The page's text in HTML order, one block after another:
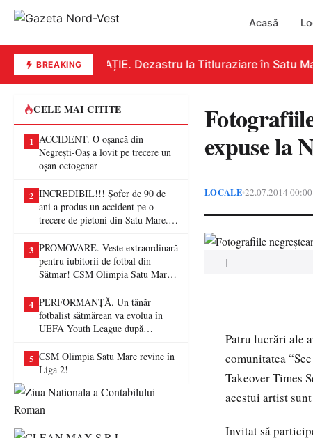
Acasă
BREAKINGEDUCAȚIE. Dezastru la Titluraziare în Satu
CELE MAI CITITE
1 ACCIDENT. O oșancă din
Negrești-Oaș a lovit pe trecere un
oșan octogenar
2 INCREDIBIL!!! Șofer de 90 de
ani a produs un accident pe o
trecere de pietoni din Satu Mare. O
3 PROMOVARE. Veste extraordinară
pentru iubitorii de fotbal din
Sătmar! CSM Olimpia Satu Mare
4 PERFORMANȚĂ. Un tânăr
fotbalist sătmărean va evolua în
UEFA Youth League după
5 CSM Olimpia Satu Mare revine în
Liga 2!
expuse la
LOCALE•22.07.2014 00:00
|
Patru lucrări ale
comunitatea
Takeover Times
acestui artist
Invitat să